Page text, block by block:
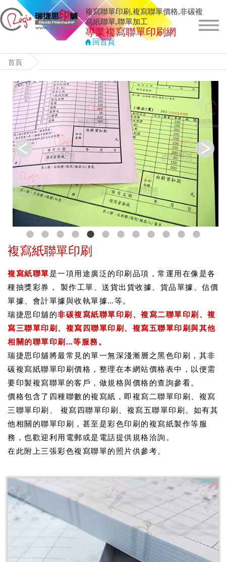
複寫聯單印刷,複寫聯單價格,非碳複
寫紙聯單,聯單加工
專業複寫聯單印刷網
回首頁
首頁
複寫紙聯單印刷
複寫紙聯單是一項用途廣泛的印刷品項，常運用在像是各
種抽獎彩券， 製作工單、送貨出貨收據、貨品單據、估價
單據、會計單據與收執單據…等。
瑞捷思印舖的非碳複寫紙聯單印刷、複寫二聯單印刷、複
寫三聯單印刷、複寫四聯單印刷、複寫五聯單印刷與其他
相關的聯單印刷…等服務。
瑞捷思印舖將最常見的單一無深淺漸層之黑色印刷，其非
碳複寫紙聯單印刷價格，整理在本網站價格表中，以便需
要印製複寫聯單的客戶，做規格與價格的查詢參看。
價格包含了四種聯數的複寫紙，即複寫二聯單印刷、複寫
三聯單印刷、 複寫四聯單印刷、複寫五聯單印刷。如有其
他相關的聯單印刷，甚至是彩色印刷的複寫紙製作等服
務，也歡迎利用電郵或是電話提供規格洽詢。
在此附上三張彩色複寫聯單的照片供參考。